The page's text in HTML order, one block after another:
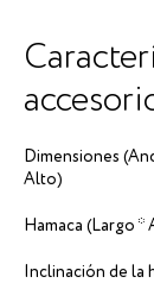
Dimensiones
Alto)
Hamaca (Largo *
Inclinación de la